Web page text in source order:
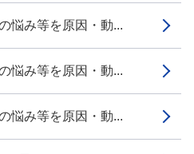
み等を原因・動...
み等を原因・動...
み等を原因・動...